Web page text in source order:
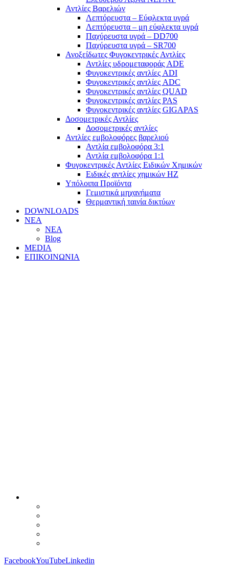
Αντλίες Βαρελιών
Λεπτόρευστα – Εύφλεκτα υγρά
Λεπτόρευστα – μη εύφλεκτα υγρά
Παχύρευστα υγρά – DD700
Παχύρευστα υγρά – SR700
Ανοξείδωτες Φυγοκεντρικές Αντλίες
Αντλίες υδρομεταφοράς ADE
Φυγοκεντρικές αντλίες ADI
Φυγοκεντρικές αντλίες ADC
Φυγοκεντρικές αντλίες QUAD
Φυγοκεντρικές αντλίες PAS
Φυγοκεντρικές αντλίες GIGAPAS
Δοσομετρικές Αντλίες
Δοσομετρικές αντλίες
Αντλίες εμβολοφόρες βαρελιού
Αντλία εμβολοφόρα 3:1
Αντλία εμβολοφόρα 1:1
Φυγοκεντρικές Αντλίες Ειδικών Χημικών
Ειδικές αντλίες χημικών ΗΖ
Υπόλοιπα Προϊόντα
Γεμιστικά μηχανήματα
Θερμαντική ταινία δικτύων
DOWNLOADS
ΝΕΑ
ΝΕΑ
Blog
MEDIA
ΕΠΙΚΟΙΝΩΝΙΑ
FacebookYouTubeLinkedin